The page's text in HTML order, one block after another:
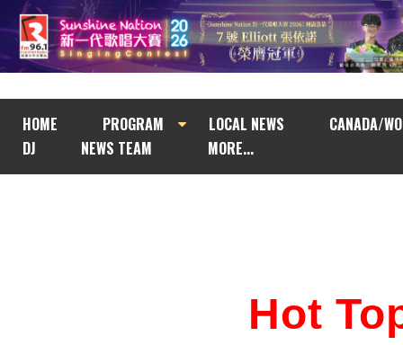
HOME PROGRAM LOCAL NEWS
CANADA/
DJ
NEWS TEAM MORE...
Hot